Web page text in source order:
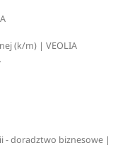
(k/m) | VEOLIA
- doradztwo biznesowe |